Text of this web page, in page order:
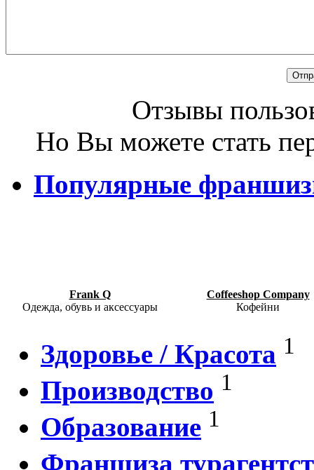
Отзывы
Но Вы можете стать
Популярные
Frank Q
Одежда, обувь и аксессуары
Coffeeshop Company
Кофейни
Здоровье / Красота 1
Производство 1
Образование 1
Франшиза